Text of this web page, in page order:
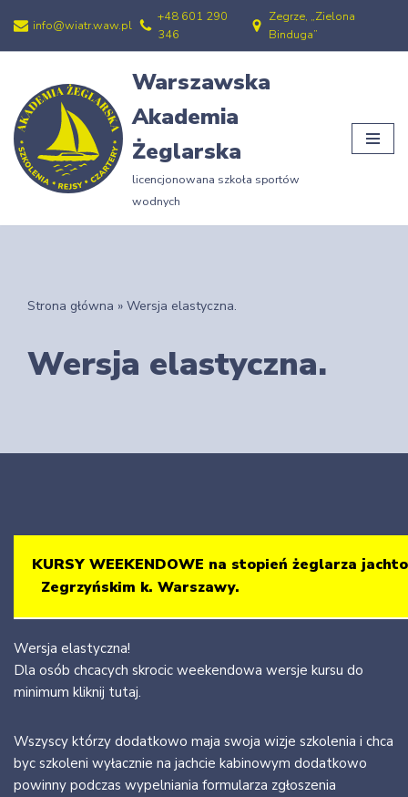
Przejdź
treści
info@wiatr.waw.pl
+48 601 290
346
Zegrze, „Zielona
Binduga”
Warszawska
Akademia
Żeglarska
licencjonowana szkoła sportów
wodnych
Strona główna » Wersja elastyczna.
Wersja elastyczna.
KURSY WEEKENDOWE na stopień żeglarza
Zegrzyńskim k. Warszawy.
Wersja elastyczna!
Dla osób chcacych skrocic weekendowa wersje kursu do
minimum kliknij tutaj.
Wszyscy którzy dodatkowo maja swoja wizje szkolenia i chca
byc szkoleni wyłacznie na jachcie kabinowym dodatkowo
powinny podczas wypelniania formularza zgłoszenia